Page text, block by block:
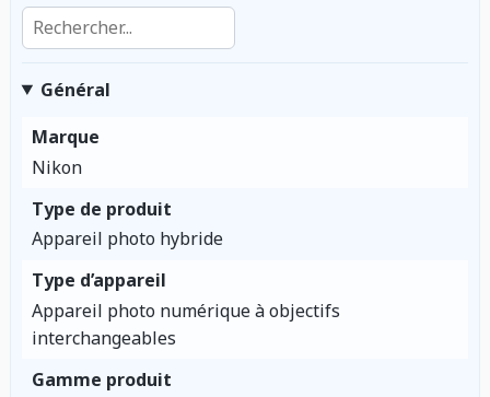
Rechercher dans les caractéristiques
Général
Marque
Nikon
Type de produit
Appareil photo hybride
Type d’appareil
Appareil photo numérique à objectifs
interchangeables
Gamme produit